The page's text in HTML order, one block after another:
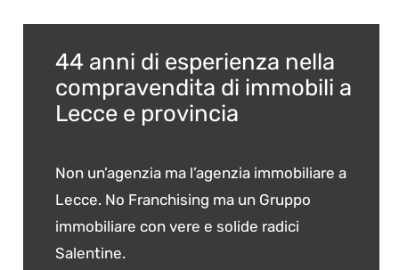
44 anni di esperienza nella
compravendita di immobili a
Lecce e provincia
Non un’agenzia ma l’agenzia immobiliare a
Lecce. No Franchising ma un Gruppo
immobiliare con vere e solide radici
Salentine.